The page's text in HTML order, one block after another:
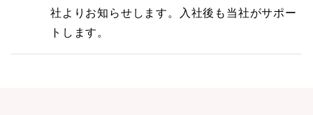
社よりお知らせします。入社後も当社がサポー
トします。